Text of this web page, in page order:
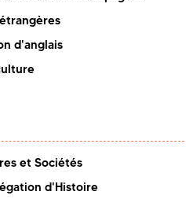
d'anglais
et Sociétés
d'Histoire